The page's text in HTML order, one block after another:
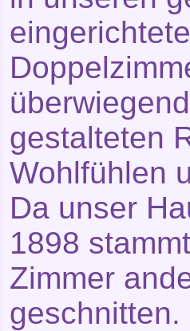
gestalteten
Wohlfühlen
Da unser
1898
Zimmer
geschnitten.